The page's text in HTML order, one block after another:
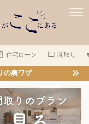
住宅ローン 間取り
の裏ワザ